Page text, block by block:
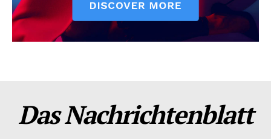
Das Nachrichtenblatt